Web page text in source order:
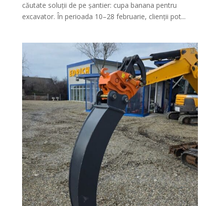
căutate soluții de pe șantier: cupa banana pentru
excavator. În perioada 10–28 februarie, clienții pot...